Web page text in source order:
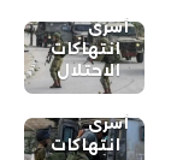
أسرى
انتهاكات
الاحتلال
أسرى
انتهاكات